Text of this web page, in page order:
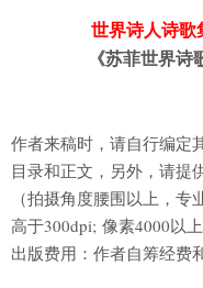
世界诗人诗歌
《苏菲世界诗
作者来稿时，请自行编定
目录和正文，另外，请提
（拍摄角度腰围以上，
高于300dpi; 像素4000以上
出版费用：作者自筹经费